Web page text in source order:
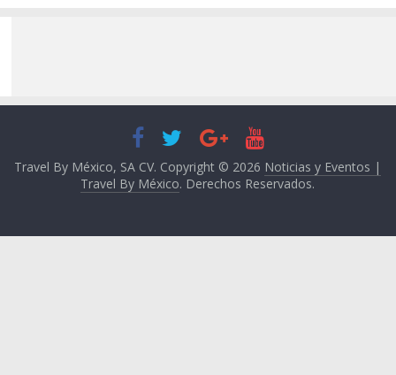
Travel By México, SA CV. Copyright © 2026 Noticias y Eventos |
Travel By México. Derechos Reservados.